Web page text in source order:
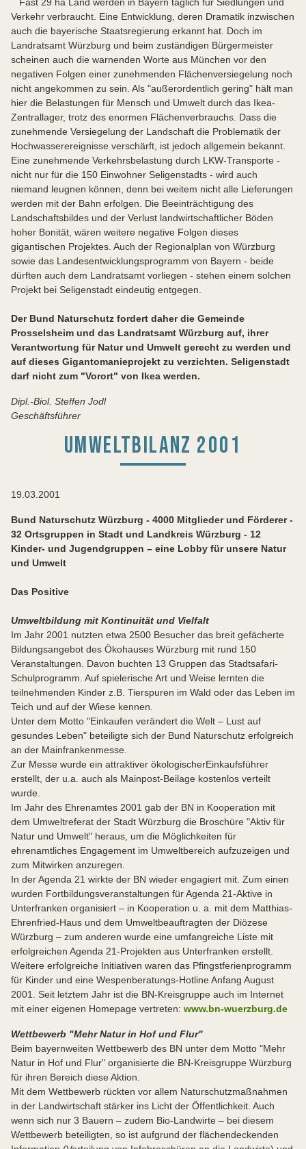
Verkehr verbraucht. Eine Entwicklung, deren Dramatik inzwischen
auch die bayerische Staatsregierung erkannt hat. Doch im
Landratsamt Würzburg und beim zuständigen Bürgermeister
scheinen auch die warnenden Worte aus München vor den
negativen Folgen einer zunehmenden Flächenversiegelung noch
nicht angekommen zu sein. Als "außerordentlich gering" hält man
hier die Belastungen für Mensch und Umwelt durch das Ikea-
Zentrallager, trotz des enormen Flächenverbrauchs. Dass die
zunehmende Versiegelung der Landschaft die Problematik der
Hochwasserereignisse verschärft, ist jedoch allgemein bekannt.
Eine zunehmende Verkehrsbelastung durch LKW-Transporte -
nicht nur für die 150 Einwohner Seligenstadts - wird auch
niemand leugnen können, denn bei weitem nicht alle Lieferungen
werden mit der Bahn erfolgen. Die Beeinträchtigung des
Landschaftsbildes und der Verlust landwirtschaftlicher Böden
hoher Bonität, wären weitere negative Folgen dieses
gigantischen Projektes. Auch der Regionalplan von Würzburg
sowie das Landesentwicklungsprogramm von Bayern - beide
dürften auch dem Landratsamt vorliegen - stehen einem solchen
Projekt bei Seligenstadt eindeutig entgegen.
Der Bund Naturschutz fordert daher die Gemeinde
Prosselsheim und das Landratsamt Würzburg auf, ihrer
Verantwortung für Natur und Umwelt gerecht zu werden und
auf dieses Gigantomanieprojekt zu verzichten. Seligenstadt
darf nicht zum "Vorort" von Ikea werden.
Dipl.-Biol. Steffen Jodl
Geschäftsführer
UMWELTBILANZ 2001
19.03.2001
Bund Naturschutz Würzburg - 4000 Mitglieder und Förderer -
32 Ortsgruppen in Stadt und Landkreis Würzburg - 12
Kinder- und Jugendgruppen – eine Lobby für unsere Natur
und Umwelt
Das Positive
Umweltbildung mit Kontinuität und Vielfalt
Im Jahr 2001 nutzten etwa 2500 Besucher das breit gefächerte
Bildungsangebot des Ökohauses Würzburg mit rund 150
Veranstaltungen. Davon buchten 13 Gruppen das Stadtsafari-
Schulprogramm. Auf spielerische Art und Weise lernten die
teilnehmenden Kinder z.B. Tierspuren im Wald oder das Leben im
Teich und auf der Wiese kennen.
Unter dem Motto "Einkaufen verändert die Welt – Lust auf
gesundes Leben" beteiligte sich der Bund Naturschutz erfolgreich
an der Mainfrankenmesse.
Zur Messe wurde ein attraktiver ökologischerEinkaufsführer
erstellt, der u.a. auch als Mainpost-Beilage kostenlos verteilt
wurde.
Im Jahr des Ehrenamtes 2001 gab der BN in Kooperation mit
dem Umweltreferat der Stadt Würzburg die Broschüre "Aktiv für
Natur und Umwelt" heraus, um die Möglichkeiten für
ehrenamtliches Engagement im Umweltbereich aufzuzeigen und
zum Mitwirken anzuregen.
In der Agenda 21 wirkte der BN wieder engagiert mit. Zum einen
wurden Fortbildungsveranstaltungen für Agenda 21-Aktive in
Unterfranken organisiert – in Kooperation u. a. mit dem Matthias-
Ehrenfried-Haus und dem Umweltbeauftragten der Diözese
Würzburg – zum anderen wurde eine umfangreiche Liste mit
erfolgreichen Agenda 21-Projekten aus Unterfranken erstellt.
Weitere erfolgreiche Initiativen waren das Pfingstferienprogramm
für Kinder und eine Wespenberatungs-Hotline Anfang August
2001. Seit letztem Jahr ist die BN-Kreisgruppe auch im Internet
mit einer eigenen Homepage vertreten: www.bn-wuerzburg.de
Wettbewerb "Mehr Natur in Hof und Flur"
Beim bayernweiten Wettbewerb des BN unter dem Motto "Mehr
Natur in Hof und Flur" organisierte die BN-Kreisgruppe Würzburg
für ihren Bereich diese Aktion.
Mit dem Wettbewerb rückten vor allem Naturschutzmaßnahmen
in der Landwirtschaft stärker ins Licht der Öffentlichkeit. Auch
wenn sich nur 3 Bauern – zudem Bio-Landwirte – bei diesem
Wettbewerb beteiligten, so ist aufgrund der flächendeckenden